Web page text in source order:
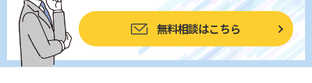
無料相談はこちら